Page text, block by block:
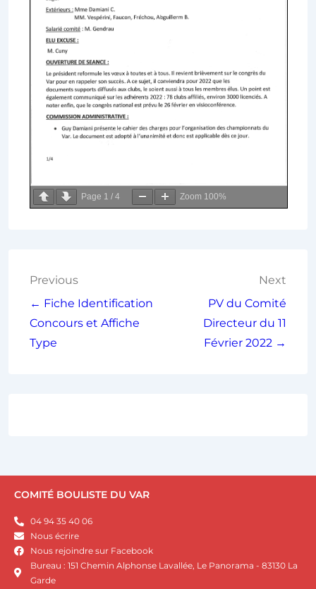
Page 1 / 4 Zoom 100%
Previous
← Fiche Identification
Concours et Affiche
Type
Next
PV du Comité
Directeur du 11
Février 2022 →
COMITÉ BOULISTE DU VAR
04 94 35 40 06
Nous écrire
Nous rejoindre sur Facebook
Bureau : 151 Chemin Alphonse Lavallée, Le Panorama - 83130 La
Garde